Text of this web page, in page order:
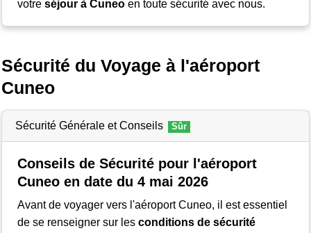
votreséjour à Cuneo en toute sécurité avec nous.
Sécurité du Voyage à l'aéroport
Cuneo
Sécurité Générale et Conseils Sûr
Conseils de Sécurité pour l'aéroport
Cuneo en date du 4 mai 2026
Avant de voyager vers l'aéroport Cuneo, il est essentiel
de se renseigner sur lesconditions de sécurité